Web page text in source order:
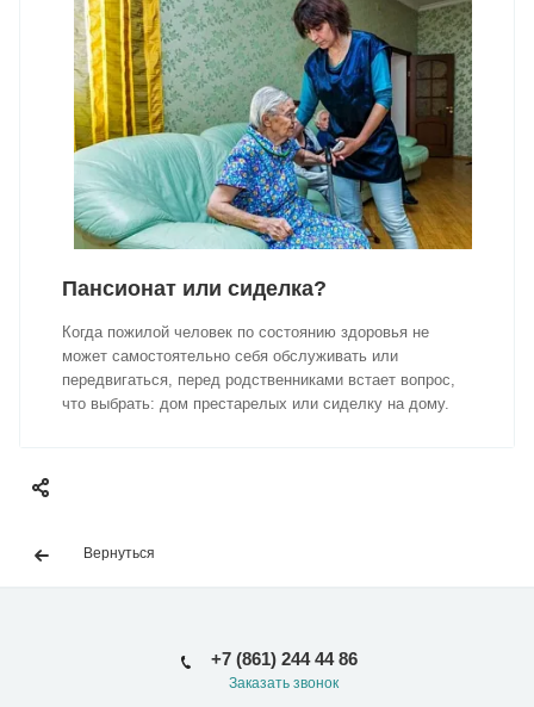
Пансионат или сиделка?
Когда пожилой человек по состоянию здоровья не
может самостоятельно себя обслуживать или
передвигаться, перед родственниками встает вопрос,
что выбрать: дом престарелых или сиделку на дому.
Вернуться
+7 (861) 244 44 86
Заказать звонок